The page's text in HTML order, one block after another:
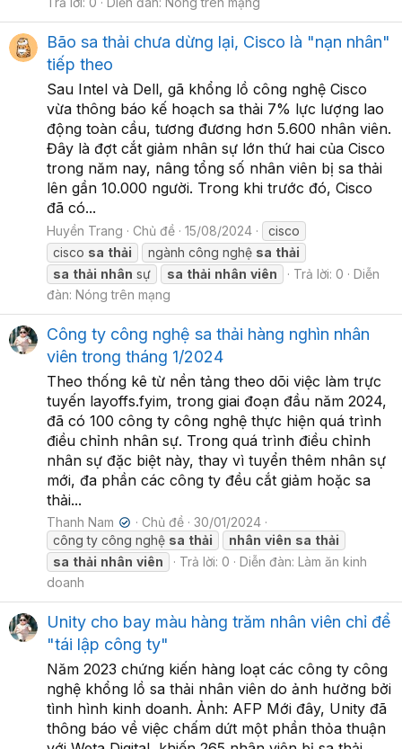
Bão sa thải chưa dừng lại, Cisco là "nạn nhân"
tiếp theo
Sau Intel và Dell, gã khổng lồ công nghệ Cisco
vừa thông báo kế hoạch sa thải 7% lực lượng lao
động toàn cầu, tương đương hơn 5.600 nhân viên.
Đây là đợt cắt giảm nhân sự lớn thứ hai của Cisco
trong năm nay, nâng tổng số nhân viên bị sa thải
lên gần 10.000 người. Trong khi trước đó, Cisco
đã có...
Huyền Trang Chủ đề 15/08/2024
cisco
cisco sa thải ngành công nghệ sa thải
sa thải nhân sự sa thải nhân viên Trả lời: 0
Diễn
đàn: Nóng trên mạng
Công ty công nghệ sa thải hàng nghìn nhân
viên trong tháng 1/2024
Theo thống kê từ nền tảng theo dõi việc làm trực
tuyến layoffs.fyim, trong giai đoạn đầu năm 2024,
đã có 100 công ty công nghệ thực hiện quá trình
điều chỉnh nhân sự. Trong quá trình điều chỉnh
nhân sự đặc biệt này, thay vì tuyển thêm nhân sự
mới, đa phần các công ty đều cắt giảm hoặc sa
thải...
Thanh Nam ✔ Chủ đề
30/01/2024
công ty công nghệ sa thải nhân viên sa thải
sa thải nhân viên Trả lời: 0 Diễn đàn: Làm ăn kinh
doanh
Unity cho bay màu hàng trăm nhân viên chỉ để
"tái lập công ty"
Năm 2023 chứng kiến hàng loạt các công ty công
nghệ khổng lồ sa thải nhân viên do ảnh hưởng bởi
tình hình kinh doanh. Ảnh: AFP Mới đây, Unity đã
thông báo về việc chấm dứt một phần thỏa thuận